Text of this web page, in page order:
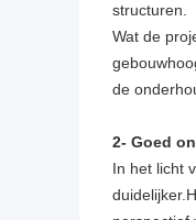
structuren.
Wat de
de
2- Goed
In het licht